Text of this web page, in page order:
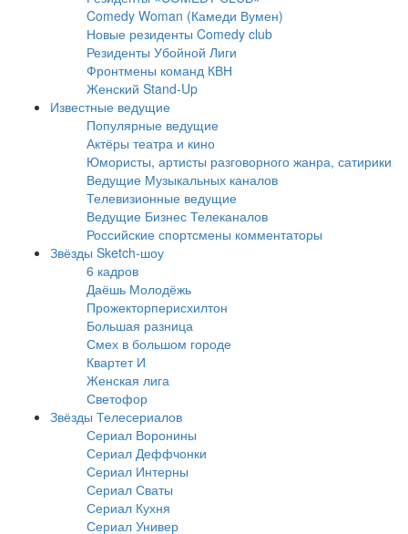
Comedy Woman (Камеди Вумен)
Новые резиденты Comedy club
Резиденты Убойной Лиги
Фронтмены команд КВН
Женский Stand-Up
Известные ведущие
Популярные ведущие
Актёры театра и кино
Юмористы, артисты разговорного жанра, сатирики
Ведущие Музыкальных каналов
Телевизионные ведущие
Ведущие Бизнес Телеканалов
Российские спортсмены комментаторы
Звёзды Sketch-шоу
6 кадров
Даёшь Молодёжь
Прожекторперисхилтон
Большая разница
Смех в большом городе
Квартет И
Женская лига
Светофор
Звёзды Телесериалов
Сериал Воронины
Сериал Деффчонки
Сериал Интерны
Сериал Сваты
Сериал Кухня
Сериал Универ